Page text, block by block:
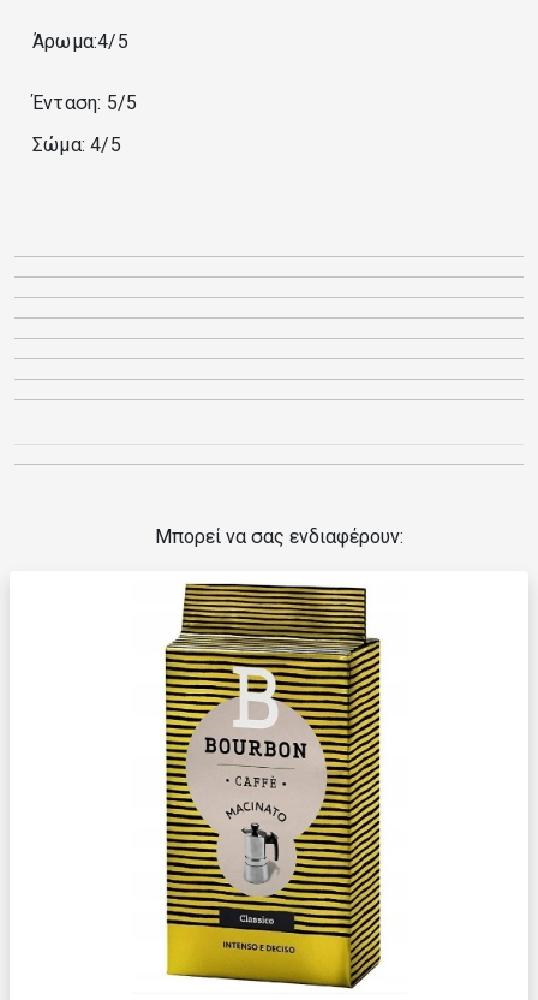
Άρωμα:4/5
Ένταση: 5/5
Σώμα: 4/5
Μπορεί να σας ενδιαφέρουν: